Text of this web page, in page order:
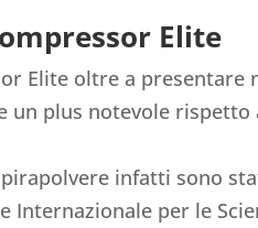
Elite
Elite oltre a
un plus notevole
infatti sono
Internazionale per le